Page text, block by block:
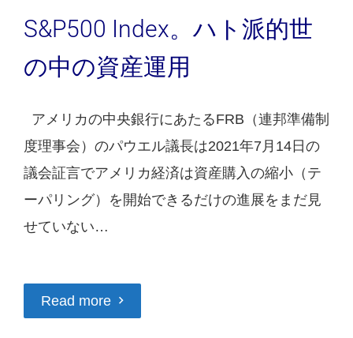
S&P500 Index。ハト派的世
の中の資産運用
アメリカの中央銀行にあたるFRB（連邦準備制
度理事会）のパウエル議長は2021年7月14日の
議会証言でアメリカ経済は資産購入の縮小（テ
ーパリング）を開始できるだけの進展をまだ見
せていない…
Read more